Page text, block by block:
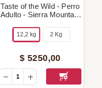
Taste of the Wild - Perro
Adulto - Sierra Mountain
Regalo!
12,2 kg 2 Kg
$ 5250,00